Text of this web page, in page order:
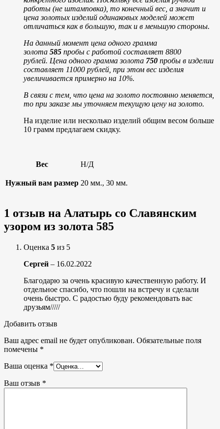
работы (не штамповка), то конечный вес, а значит и
цена золотых изделий одинаковых моделей может
отличаться как в большую, так и в меньшую стороны.
На данный момент цена одного грамма
золота 585 пробы с работой составляет 8800
рублей. Цена одного грамма золота 750 пробы в изделии
составляет 11000 рублей, при этом вес изделия
увеличивается примерно на 10%.
В связи с тем, что цена на золото постоянно меняется,
то при заказе мы уточняем текущую цену на золото.
На изделие или несколько изделий общим весом больше
10 грамм предлагаем скидку.
Вес Н/Д
Нужный вам размер 20 мм., 30 мм.
1 отзыв на Алатырь со Славянским
узором из золота 585
Оценка 5 из 5
Сергей – 16.02.2022
Благодарю за очень красивую качественную работу. И
отдельное спасибо, что пошли на встречу и сделали
очень быстро. С радостью буду рекомендовать вас
друзьям/////
Добавить отзыв
Ваш адрес email не будет опубликован. Обязательные поля
помечены *
Ваша оценка *
Ваш отзыв *